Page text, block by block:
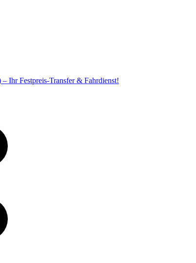
Ihr Festpreis-Transfer & Fahrdienst!